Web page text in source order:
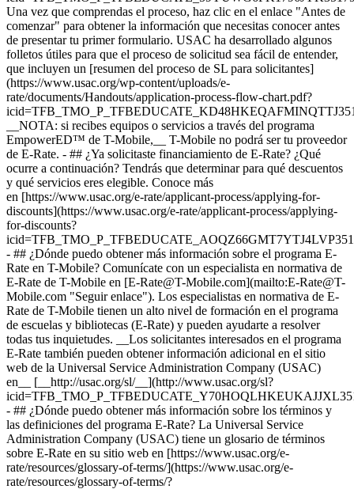
Una vez que comprendas el proceso, haz clic en el enlace "Antes de
comenzar" para obtener la información que necesitas conocer antes
de presentar tu primer formulario. USAC ha desarrollado algunos
folletos útiles para que el proceso de solicitud sea fácil de entender,
que incluyen un [resumen del proceso de SL para solicitantes]
(https://www.usac.org/wp-content/uploads/e-
rate/documents/Handouts/application-process-flow-chart.pdf?
__NOTA: si recibes equipos o servicios a través del programa
EmpowerED™ de T-Mobile,__ T-Mobile no podrá ser tu proveedor
de E-Rate. - ## ¿Ya solicitaste financiamiento de E-Rate? ¿Qué
ocurre a continuación? Tendrás que determinar para qué descuentos
y qué servicios eres elegible. Conoce más
en [https://www.usac.org/e-rate/applicant-process/applying-for-
discounts](https://www.usac.org/e-rate/applicant-process/applying-
for-discounts?
- ## ¿Dónde puedo obtener más información sobre el programa E-
Rate en T-Mobile? Comunícate con un especialista en normativa de
E-Rate de T-Mobile en [E-Rate@T-Mobile.com](mailto:E-Rate@T-
Mobile.com "Seguir enlace"). Los especialistas en normativa de E-
Rate de T-Mobile tienen un alto nivel de formación en el programa
de escuelas y bibliotecas (E-Rate) y pueden ayudarte a resolver
todas tus inquietudes. __Los solicitantes interesados en el programa
E-Rate también pueden obtener información adicional en el sitio
web de la Universal Service Administration Company (USAC)
en__ [__http://usac.org/sl/__](http://www.usac.org/sl?
- ## ¿Dónde puedo obtener más información sobre los términos y
las definiciones del programa E-Rate? La Universal Service
Administration Company (USAC) tiene un glosario de términos
sobre E-Rate en su sitio web en [https://www.usac.org/e-
rate/resources/glossary-of-terms/](https://www.usac.org/e-
rate/resources/glossary-of-terms/?